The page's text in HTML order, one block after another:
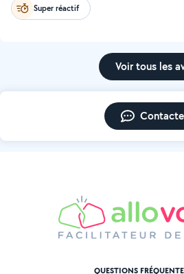
Super réactif
Voir tous les
QUESTIONS